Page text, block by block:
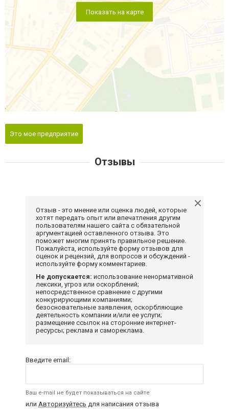
Показать на карте
Это мое предприятие
Отзывы
Отзыв - это мнение или оценка людей, которые
хотят передать опыт или впечатления другим
пользователям нашего сайта с обязательной
аргументацией оставленного отзыва. Это
поможет многим принять правильное решение.
Пожалуйста, используйте форму отзывов для
оценок и рецензий, для вопросов и обсуждений -
используйте форму комментариев.
Не допускается: использование ненормативной
лексики, угроз или оскорблений;
непосредственное сравнение с другими
конкурирующими компаниями;
безосновательные заявления, оскорбляющие
деятельность компании и/или ее услуги;
размещение ссылок на сторонние интернет-
ресурсы; реклама и самореклама.
Введите email:
Ваш e-mail не будет показываться на сайте
или Авторизуйтесь для написания отзыва